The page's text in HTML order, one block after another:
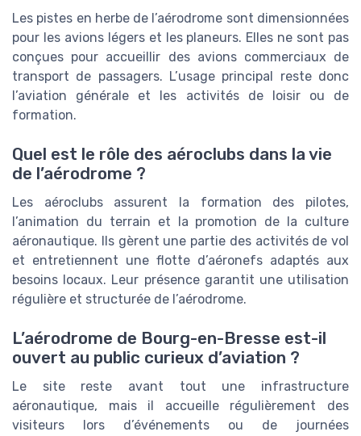
Les pistes en herbe de l’aérodrome sont dimensionnées
pour les avions légers et les planeurs. Elles ne sont pas
conçues pour accueillir des avions commerciaux de
transport de passagers. L’usage principal reste donc
l’aviation générale et les activités de loisir ou de
formation.
Quel est le rôle des aéroclubs dans la vie
de l’aérodrome ?
Les aéroclubs assurent la formation des pilotes,
l’animation du terrain et la promotion de la culture
aéronautique. Ils gèrent une partie des activités de vol
et entretiennent une flotte d’aéronefs adaptés aux
besoins locaux. Leur présence garantit une utilisation
régulière et structurée de l’aérodrome.
L’aérodrome de Bourg-en-Bresse est-il
ouvert au public curieux d’aviation ?
Le site reste avant tout une infrastructure
aéronautique, mais il accueille régulièrement des
visiteurs lors d’événements ou de journées